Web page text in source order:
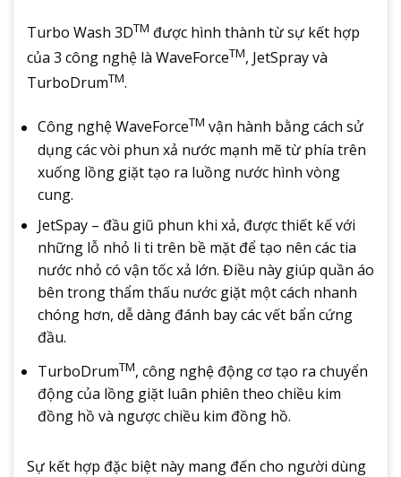
Turbo Wash 3DTM được hình thành từ sự kết hợp
của 3 công nghệ là WaveForceTM, JetSpray và
TurboDrumTM.
Công nghệ WaveForceTM vận hành bằng cách sử
dụng các vòi phun xả nước mạnh mẽ từ phía trên
xuống lồng giặt tạo ra luồng nước hình vòng
cung.
JetSpay – đầu giũ phun khi xả, được thiết kế với
những lỗ nhỏ li ti trên bề mặt để tạo nên các tia
nước nhỏ có vận tốc xả lớn. Điều này giúp quần áo
bên trong thẩm thấu nước giặt một cách nhanh
chóng hơn, dễ dàng đánh bay các vết bẩn cứng
đầu.
TurboDrumTM, công nghệ động cơ tạo ra chuyển
động của lồng giặt luân phiên theo chiều kim
đồng hồ và ngược chiều kim đồng hồ.
Sự kết hợp đặc biệt này mang đến cho người dùng